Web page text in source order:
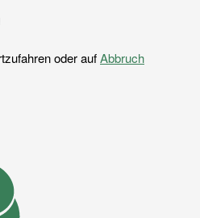
oder aufAbbruch